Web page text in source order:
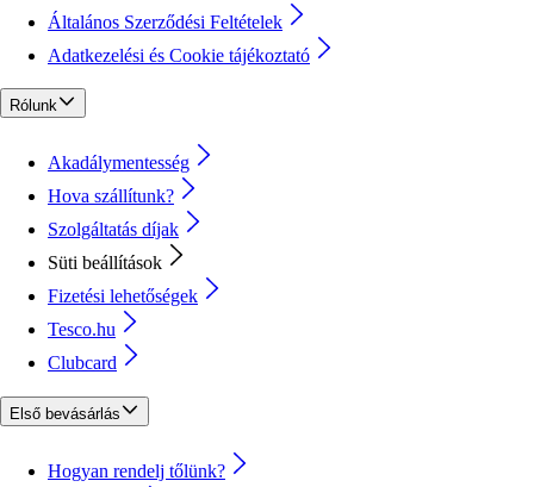
Általános Szerződési Feltételek
Adatkezelési és Cookie tájékoztató
Rólunk
Akadálymentesség
Hova szállítunk?
Szolgáltatás díjak
Süti beállítások
Fizetési lehetőségek
Tesco.hu
Clubcard
Első bevásárlás
Hogyan rendelj tőlünk?